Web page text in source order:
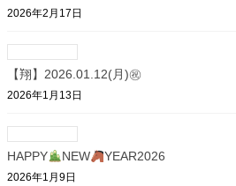
2026年2月17日
【翔】2026.01.12(月)㊗
2026年1月13日
HAPPY NEW YEAR2026
2026年1月9日